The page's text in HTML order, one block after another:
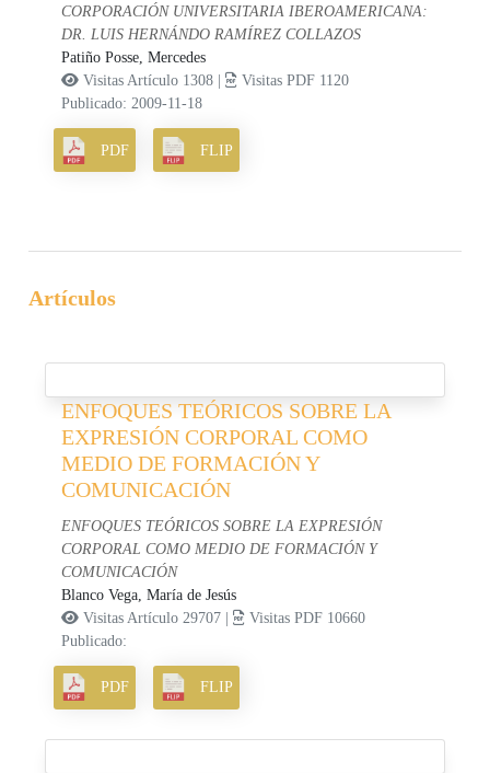
CORPORACIÓN UNIVERSITARIA IBEROAMERICANA:
DR. LUIS HERNÁNDO RAMÍREZ COLLAZOS
Patiño Posse, Mercedes
Visitas Artículo 1308 |
Visitas PDF 1120
Publicado: 2009-11-18
PDF FLIP
Artículos
ENFOQUES TEÓRICOS SOBRE LA
EXPRESIÓN CORPORAL COMO
MEDIO DE FORMACIÓN Y
COMUNICACIÓN
ENFOQUES TEÓRICOS SOBRE LA EXPRESIÓN
CORPORAL COMO MEDIO DE FORMACIÓN Y
COMUNICACIÓN
Blanco Vega, María de Jesús
Visitas Artículo 29707 |
Visitas PDF 10660
Publicado:
PDF FLIP